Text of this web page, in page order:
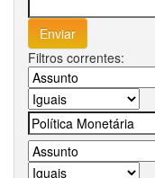
Filtros correntes: